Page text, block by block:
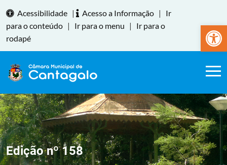
Abrir
Acessibilidade | Acesso a Informação |
Ir
para o conteúdo | Ir para o menu |
Ir para o
rodapé
Edição nº 158